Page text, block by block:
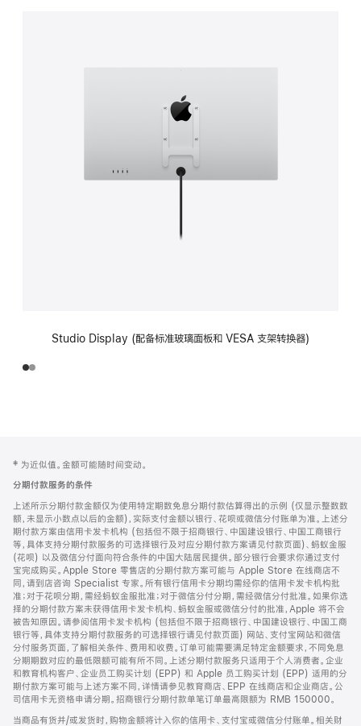
Studio Display (配备标准玻璃面板和 VESA 支架转换器)
页
页
脚
注
‡ 为近似值。金额可能随时间变动。
分期付款服务的条件
上述所示分期付款金额仅为使用特定期数免息分期付款估算得出的示例 (仅显示整数数
额，未显示小数点以后的金额)，实际支付金额以银行、花呗或微信分付账单为准。上述分
期付款方案由信用卡发卡机构 (包括但不限于招商银行、中国建设银行、中国工商银行
等，具体支持分期付款服务的可选择银行及对应分期付款方案请见付款页面)、蚂蚁金服
(花呗) 以及微信分付面向符合条件的中国大陆居民提供。部分银行会要求你通过支付
宝完成购买。Apple Store 零售店的分期付款方案可能与 Apple Store 在线商店不
同，请到店咨询 Specialist 专家。所有银行信用卡分期均需经你的信用卡发卡机构批
准；对于花呗分期，需经蚂蚁金服批准；对于微信分付分期，需经微信分付批准。如果你选
择的分期付款方案未获得信用卡发卡机构、蚂蚁金服或微信分付的批准，Apple 将不会
被告知原因。请参阅信用卡发卡机构 (包括但不限于招商银行、中国建设银行、中国工商
银行等，具体支持分期付款服务的可选择银行请见付款页面) 网站、支付宝网站和微信
分付服务页面，了解相关条件、费用和收费。订单可能需要满足特定金额要求，不同免息
分期期数对应的最低限额可能有所不同。上述分期付款服务只适用于个人消费者。企业
和教育机构客户、企业员工购买计划 (EPP) 和 Apple 员工购买计划 (EPP) 适用的分
期付款方案可能与上述方案不同，详情请参见教育商店、EPP 在线商店和企业商店。公
司信用卡无资格申请分期。招商银行分期付款单笔订单最高限额为 RMB 150000。
当商品有货并/或发货时，购物金额将计入你的信用卡、支付宝或微信分付账单。相关财